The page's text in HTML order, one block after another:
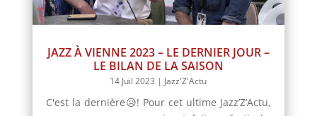
JAZZ À VIENNE 2023 – LE DERNIER JOUR –
LE BILAN DE LA SAISON
14 Juil 2023 | Jazz'Z'Actu
C'est la dernière😥! Pour cet ultime Jazz’Z’Actu,